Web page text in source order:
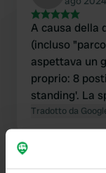
A causa della
(incluso
aspettava un
proprio: 8
standing'. La
Benvenuto
raccolta
Tradotto da